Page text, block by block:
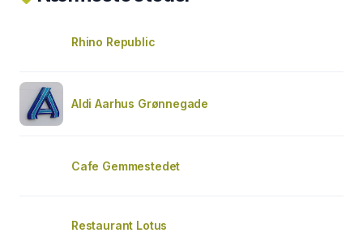
Rhino Republic
Aldi Aarhus Grønnegade
Cafe Gemmestedet
Restaurant Lotus